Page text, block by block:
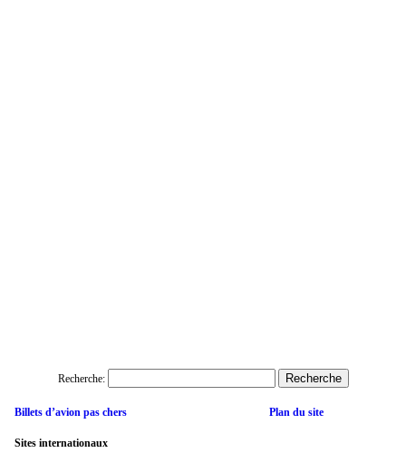
Recherche:
Billets d’avion pas chers Plan du site
Sites internationaux